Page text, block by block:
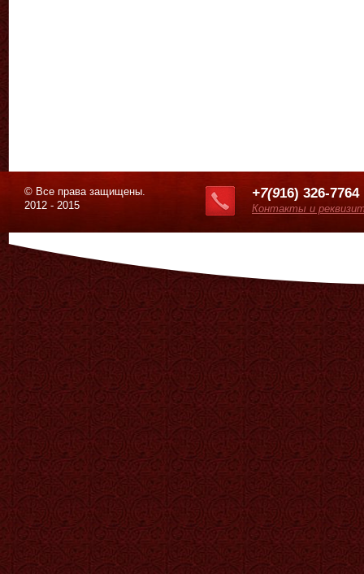
© Все права защищены.
2012 - 2015
+7(916) 326-7764
Контакты и